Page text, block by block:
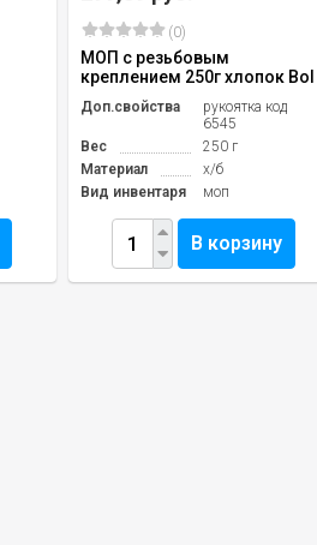
(0)
МОП с резьбовым
креплением 250г хлопок Bol
Доп.свойства
рукоятка код
6545
Вес
250 г
Материал
х/б
Вид инвентаря
моп
В корзину